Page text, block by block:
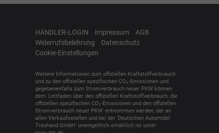
HÄNDLER-LOGIN Impressum
AGB
Widerrufsbelehrung
Datenschutz
Cookie-Einstellungen
Weitere Informationen zum offiziellen Kraftstoffverbrauch
und zu den offiziellen spezifischen CO2-Emissionen und
gegebenenfalls zum Stromverbrauch neuer PKW können
dem 'Leitfaden über den offiziellen Kraftstoffverbrauch, die
offiziellen spezifischen CO2-Emissionen und den offiziellen
Stromverbrauch neuer PKW' entnommen werden, der an
allen Verkaufsstellen und bei der 'Deutschen Automobil
Treuhand GmbH' unentgeltlich erhältlich ist unter